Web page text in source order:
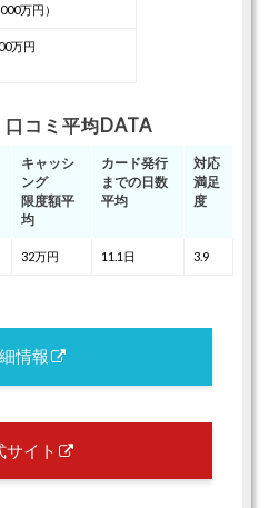
万円）
万円
口コミ平均DATA
キャッシ
ング
限度額平
均
カード発行
までの日数
平均
対応
満足
度
32万円 11.1日 3.9
情報
サイト